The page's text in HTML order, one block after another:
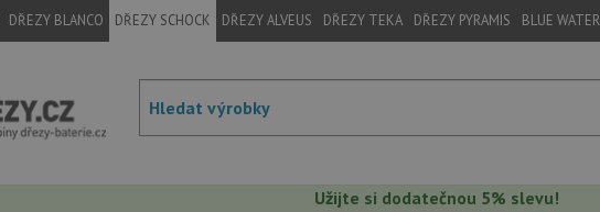
DŘEZY BLANCO DŘEZY SCHOCK DŘEZY ALVEUS DŘEZY TEKA DŘEZY PYRAMIS BLUE WATER
Užijte si dodatečnou 5% slevu!